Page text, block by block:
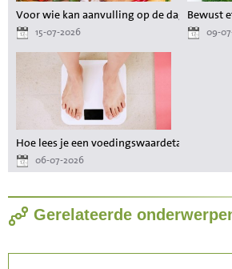
Voor wie kan aanvulling op de dagelijkse
15-07-2026
Bewust
09-
Hoe lees je een voedingswaardetabel als je
06-07-2026
Gerelateerde